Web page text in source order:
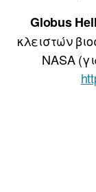
Globus
κλειστών
NASA